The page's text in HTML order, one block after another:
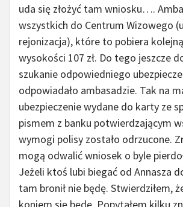
uda się złożyć tam wniosku….
wszystkich do Centrum Wizowego
rejonizacja), które to pobiera
wysokości 107 zł. Do tego jeszcze
szukanie odpowiedniego
odpowiadało ambasadzie. Tak na
ubezpieczenie wydane do karty ze
pismem z banku potwierdzającym
wymogi polisy zostało odrzucone.
mogą odwalić wniosek o byle
Jeżeli ktoś lubi biegać od Annasza
tam bronił nie będę. Stwierdziłem,
koniem się będę. Popytałem kilku